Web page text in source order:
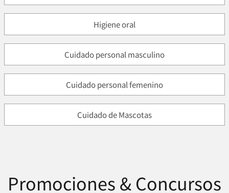
Higiene oral
Cuidado personal masculino
Cuidado personal femenino
Cuidado de Mascotas
Promociones & Concursos